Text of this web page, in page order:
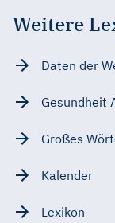
Weitere
Daten der
Gesundheit
Großes
Kalender
Lexikon